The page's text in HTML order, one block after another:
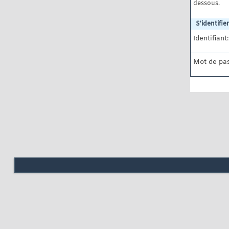
dessous.
S'identifier
Identifiant:
Mot de